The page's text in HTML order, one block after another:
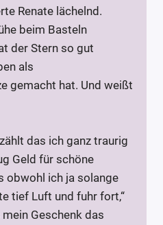
Renate lächelnd.
beim Basteln
der Stern so gut
als
gemacht hat. Und weißt
das ich ganz traurig
Geld für schöne
obwohl ich ja solange
tief Luft und fuhr fort,“
Geschenk das